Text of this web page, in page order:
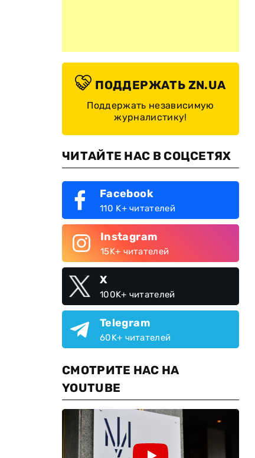
ПОДДЕРЖАТЬ ZN.UA
Поддержать независимую
журналистику!
ЧИТАЙТЕ НАС В СОЦСЕТЯХ
Facebook
110 K+ читателей
Instagram
15K+ читателей
X
100K+ читателей
Telegram
60K+ читателей
СМОТРИТЕ НАС НА
YOUTUBE